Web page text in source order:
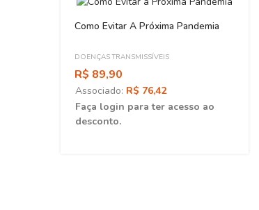
Como Evitar A Próxima Pandemia
DOENÇAS TRANSMISSÍVEIS
R$ 89,90
Associado: R$ 76,42
Faça login para ter acesso ao
desconto.